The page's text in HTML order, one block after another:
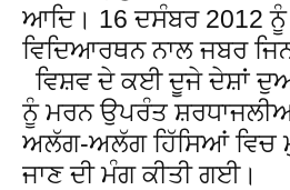
ਆਦਿ। 16 ਦਸੰਬਰ 2012 ਨੂੰ
ਵਿਦਿਆਰਥਨ ਨਾਲ ਜਬਰ
ਵਿਸ਼ਵ ਦੇ ਕਈ ਦੂਜੇ ਦੇਸ਼ਾਂ
ਨੂੰ ਮਰਨ ਉਪਰੰਤ
ਅਲੱਗ-ਅਲੱਗ ਹਿੱਸਿਆਂ ਵਿਚ
ਜਾਣ ਦੀ ਮੰਗ ਕੀਤੀ ਗਈ।